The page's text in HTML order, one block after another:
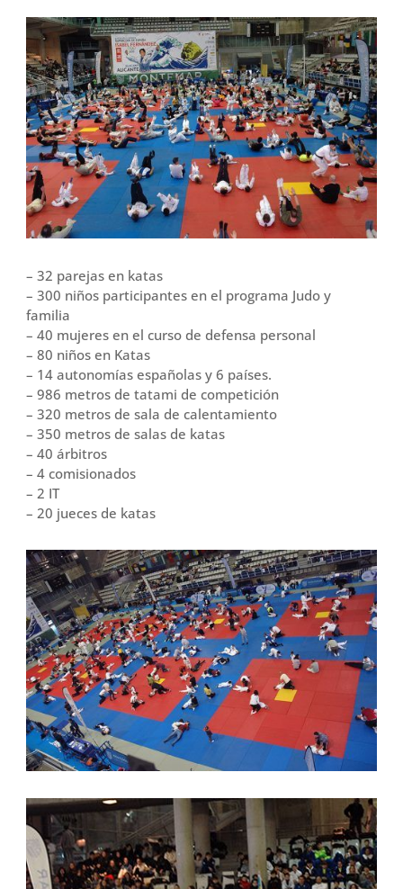
– 32 parejas en katas
– 300 niños participantes en el programa Judo y
familia
– 40 mujeres en el curso de defensa personal
– 80 niños en Katas
– 14 autonomías españolas y 6 países.
– 986 metros de tatami de competición
– 320 metros de sala de calentamiento
– 350 metros de salas de katas
– 40 árbitros
– 4 comisionados
– 2 IT
– 20 jueces de katas